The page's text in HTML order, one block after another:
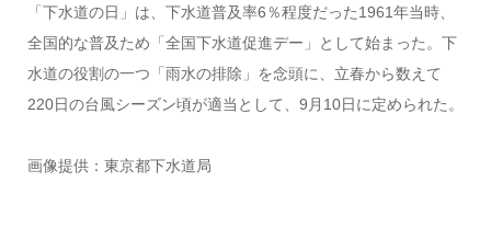
「下水道の日」は、下水道普及率6％程度だった1961年当時、
全国的な普及ため「全国下水道促進デー」として始まった。下
水道の役割の一つ「雨水の排除」を念頭に、立春から数えて
220日の台風シーズン頃が適当として、9月10日に定められた。
画像提供：東京都下水道局